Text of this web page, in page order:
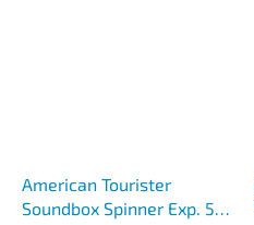
American Tourister
Soundbox Spinner Exp. 55